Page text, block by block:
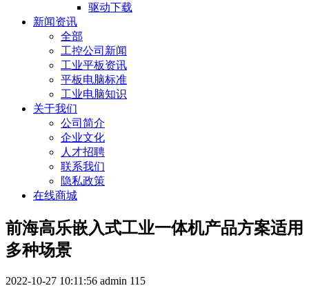
驱动下载
新闻资讯
全部
工控公司新闻
工业平板资讯
平板电脑标准
工业电脑知识
关于我们
公司简介
企业文化
人才招聘
联系我们
隐私政策
在线商城
前海高乐嵌入式工业一体机产品方案适用
多种场景
2022-10-27 10:11:56 admin 115